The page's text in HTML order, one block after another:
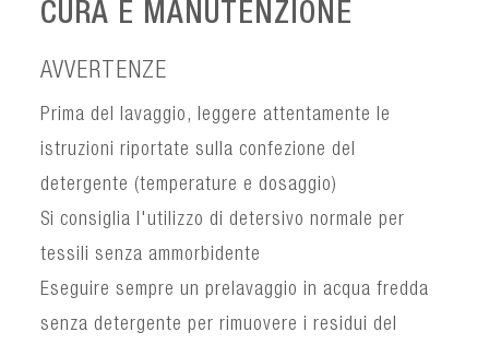
CURA E MANUTENZIONE
AVVERTENZE
Prima del lavaggio, leggere attentamente le
istruzioni riportate sulla confezione del
detergente (temperature e dosaggio)
Si consiglia l'utilizzo di detersivo normale per
tessili senza ammorbidente
Eseguire sempre un prelavaggio in acqua fredda
senza detergente per rimuovere i residui del